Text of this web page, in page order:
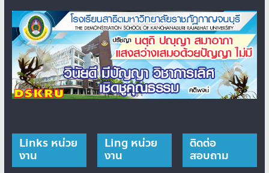
Links หน่วย
งาน
Ling หน่วย
งาน
ติดต่อ
สอบถาม